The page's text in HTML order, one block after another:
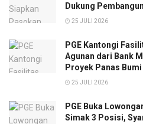
Dukung
25 JULI 2026
PGE Kantongi
Agunan dari Bank
Proyek Panas Bumi
25 JULI 2026
PGE Buka
Simak 3 Posisi,